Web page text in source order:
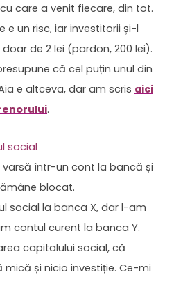
care a venit fiecare, din tot.
un risc, iar investitorii și-l
de 2 lei (pardon, 200 lei).
că cel puțin unul din
e altceva, dar am scris aici
.
social
într-un cont la bancă și
blocat.
social la banca X, dar l-am
contul curent la banca Y.
capitalului social, că
și nicio investiție. Ce-mi